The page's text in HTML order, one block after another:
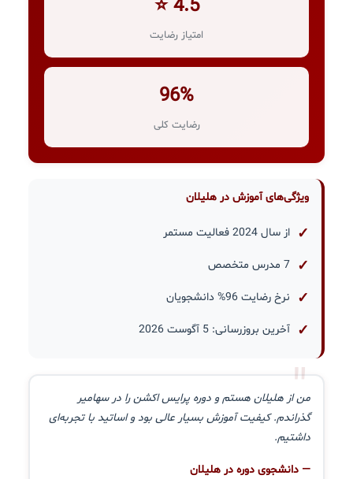
4.5 ⭐
امتیاز رضایت
96%
رضایت کلی
ویژگی‌های آموزش در هلیلان
از سال 2024 فعالیت مستمر
7 مدرس متخصص
نرخ رضایت 96% دانشجویان
آخرین بروزرسانی: 5 آگوست 2026
"
من از هلیلان هستم و دوره پرایس اکشن را در سهامیر
گذراندم. کیفیت آموزش بسیار عالی بود و اساتید با تجربه‌ای
داشتیم.
— دانشجوی دوره در هلیلان